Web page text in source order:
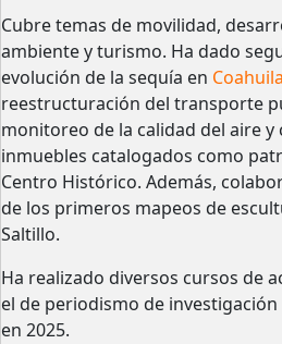
Cubre temas de movilidad,
ambiente y turismo. Ha dado
evolución de la sequía en Coahuila
reestructuración del transporte
monitoreo de la calidad del aire y
inmuebles catalogados como
Centro Histórico. Además,
de los primeros mapeos de
Saltillo.
Ha realizado diversos cursos de
el de periodismo de
en 2025.